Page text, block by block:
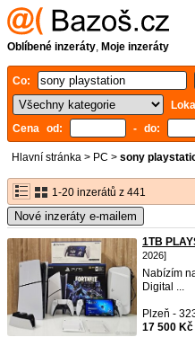
Oblíbené inzeráty, Moje inzeráty
Co:
Cena od:
- do:
Hlavní stránka > PC > sony
1-20 inzerátů z 441
Nové inzeráty e-mailem
1TB
2026]
Nabízím
Digital ...
Plzeň -
17 500 Kč